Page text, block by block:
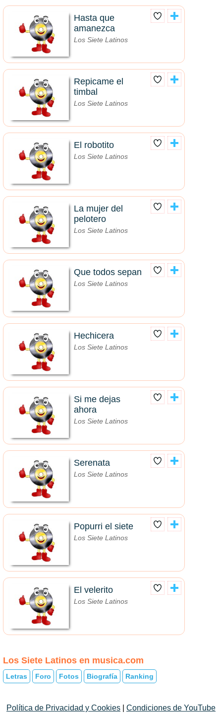
Hasta que
amanezca
Los Siete Latinos
Repicame el
timbal
Los Siete Latinos
El robotito
Los Siete Latinos
La mujer del
pelotero
Los Siete Latinos
Que todos sepan
Los Siete Latinos
Hechicera
Los Siete Latinos
Si me dejas
ahora
Los Siete Latinos
Serenata
Los Siete Latinos
Popurri el siete
Los Siete Latinos
El velerito
Los Siete Latinos
Los Siete Latinos en musica.com
Letras Foro Fotos Biografía Ranking
Política de Privacidad y Cookies Condiciones de YouTube